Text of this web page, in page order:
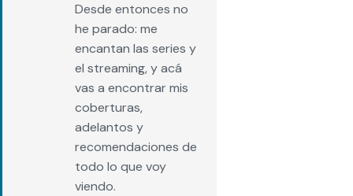
Desde entonces no
he parado: me
encantan las series y
el streaming, y acá
vas a encontrar mis
coberturas,
adelantos y
recomendaciones de
todo lo que voy
viendo.